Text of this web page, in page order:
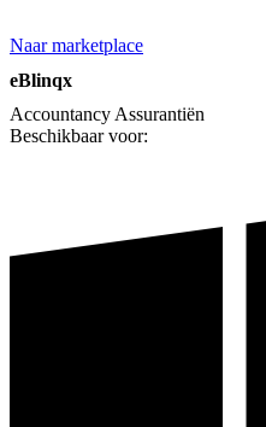
Naar marketplace
eBlinqx
AccountancyAssurantiën
Beschikbaar voor: